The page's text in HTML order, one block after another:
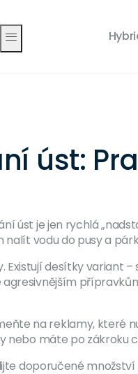
úst:
úst je jen rychlá
nalít vodu do pusy a
desítky variant
na reklamy, které
nebo máte po zákroku
doporučené